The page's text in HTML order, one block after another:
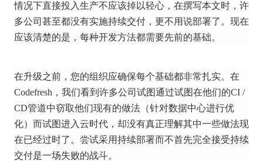
情况下直接投入生产不应该掉以轻心，在撰写本文时，许
多公司甚至都没有实施持续交付，更不用说部署了。 现在
应该清楚的是，每种开发方法都需要先前的基础。
在升级之前，您的组织应确保每个基础都非常扎实。 在
Codefresh，我们看到许多公司试图通过试图在他们的CI /
CD管道中窃取他们现有的做法（针对数据中心进行优
化）而试图进入云时代，却没有真正理解其中一些做法现
在已经过时了。 尝试采用持续部署而不首先完全接受持续
交付是一场失败的战斗。